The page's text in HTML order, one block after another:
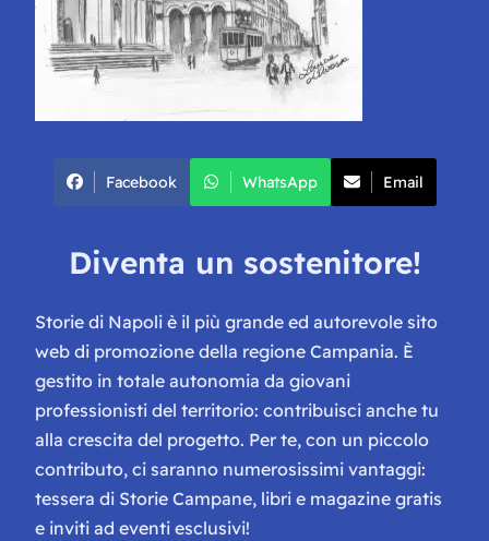
Facebook WhatsApp Email
Diventa un sostenitore!
Storie di Napoli è il più grande ed autorevole sito
web di promozione della regione Campania. È
gestito in totale autonomia da giovani
professionisti del territorio: contribuisci anche tu
alla crescita del progetto. Per te, con un piccolo
contributo, ci saranno numerosissimi vantaggi:
tessera di Storie Campane, libri e magazine gratis
e inviti ad eventi esclusivi!